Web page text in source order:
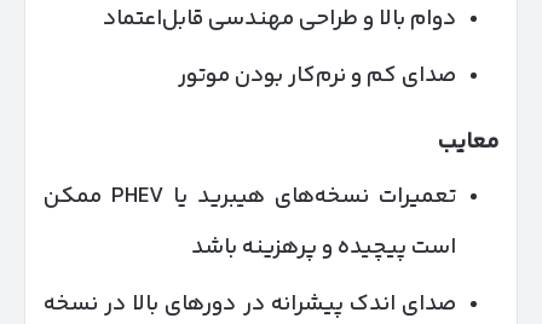
دوام بالا و طراحی مهندسی قابل‌اعتماد
صدای کم و نرم‌کار بودن موتور
معایب
تعمیرات نسخه‌های هیبرید یا PHEV ممکن
است پیچیده و پرهزینه باشد
صدای اندک پیشرانه در دورهای بالا در نسخه